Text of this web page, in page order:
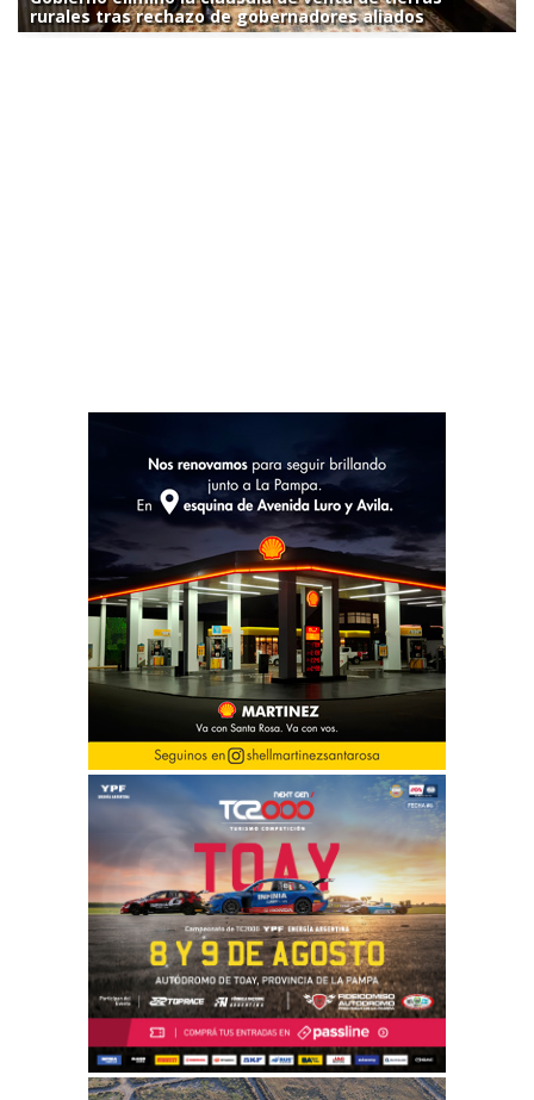
rurales tras rechazo de gobernadores aliados